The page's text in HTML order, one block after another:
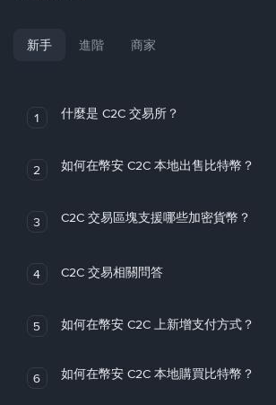
新手 進階 商家
1 什麼是 C2C 交易所？
2 如何在幣安 C2C 本地出售比特幣？
3 C2C 交易區塊支援哪些加密貨幣？
4 C2C 交易相關問答
5 如何在幣安 C2C 上新增支付方式？
6 如何在幣安 C2C 本地購買比特幣？